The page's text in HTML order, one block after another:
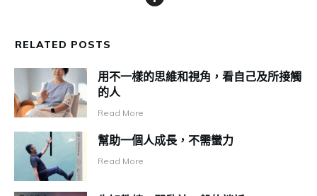
RELATED POSTS
用不一樣的思維和視角，看自己及所接觸
的人
Read More
幫助一個人成長，不需蠻力
Read More